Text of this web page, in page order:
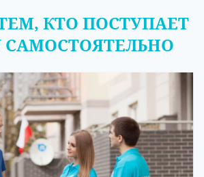
КТО ПОСТУПАЕТ